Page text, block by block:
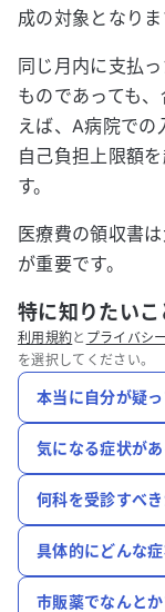
成の対象となりま
同じ月内に支払
ものであっても
えば、A病院での
自己負担上限額
す。
医療費の領収書
が重要です。
特に知りたいこ
利用規約と プライバシ
を選択してください。
本当に自分が疑
気になる症状が
何科を受診すべ
具体的にどんな
市販薬でなんと